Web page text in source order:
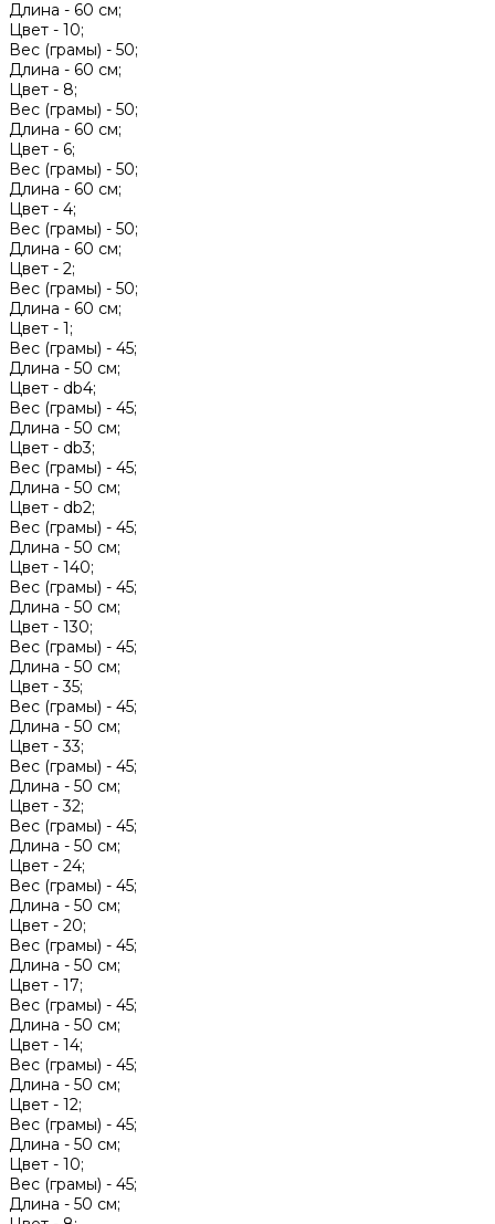
Длина - 60 см;
Цвет - 10;
Вес (грамы) - 50;
Длина - 60 см;
Цвет - 8;
Вес (грамы) - 50;
Длина - 60 см;
Цвет - 6;
Вес (грамы) - 50;
Длина - 60 см;
Цвет - 4;
Вес (грамы) - 50;
Длина - 60 см;
Цвет - 2;
Вес (грамы) - 50;
Длина - 60 см;
Цвет - 1;
Вес (грамы) - 45;
Длина - 50 см;
Цвет - db4;
Вес (грамы) - 45;
Длина - 50 см;
Цвет - db3;
Вес (грамы) - 45;
Длина - 50 см;
Цвет - db2;
Вес (грамы) - 45;
Длина - 50 см;
Цвет - 140;
Вес (грамы) - 45;
Длина - 50 см;
Цвет - 130;
Вес (грамы) - 45;
Длина - 50 см;
Цвет -35;
Вес (грамы) - 45;
Длина - 50 см;
Цвет -33;
Вес (грамы) - 45;
Длина - 50 см;
Цвет -32;
Вес (грамы) - 45;
Длина - 50 см;
Цвет - 24;
Вес (грамы) - 45;
Длина - 50 см;
Цвет - 20;
Вес (грамы) - 45;
Длина - 50 см;
Цвет - 17;
Вес (грамы) - 45;
Длина - 50 см;
Цвет - 14;
Вес (грамы) - 45;
Длина - 50 см;
Цвет - 12;
Вес (грамы) - 45;
Длина - 50 см;
Цвет - 10;
Вес (грамы) - 45;
Длина - 50 см;